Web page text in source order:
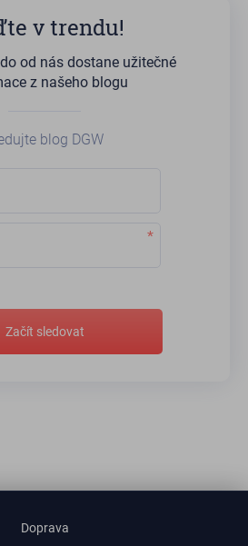
v trendu!
od nás dostane užitečné
z našeho blogu
blog DGW
*
Začít sledovat
Doprava